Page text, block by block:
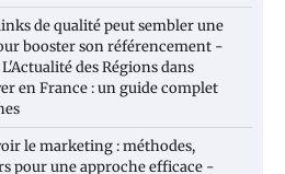
de qualité peut sembler une
booster son référencement -
des Régionsdans
en France : un guide complet
le marketing : méthodes,
pour une approche efficace -